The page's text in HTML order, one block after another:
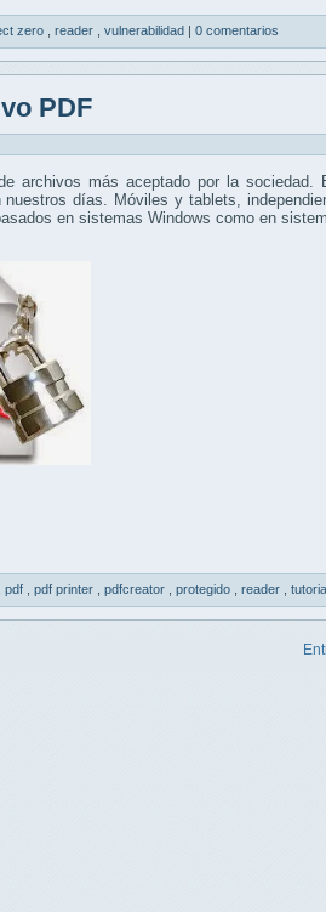
zero reader vulnerabilidad | 0 comentarios
PDF
archivos más aceptado por la sociedad.
días. Móviles y tablets,
en sistemas Windows como en
pdf pdf printer pdfcreator protegido reader